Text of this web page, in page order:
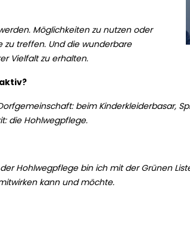
Möglichkeiten zu nutzen oder
treffen. Und die wunderbare
Vielfalt zu erhalten.
beim Kinderkleiderbasar,
die Hohlwegpflege.
Hohlwegpflege bin ich mit der Grünen
kann und möchte.